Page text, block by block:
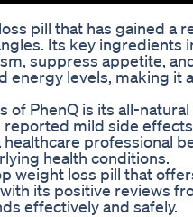
pill that has gained
Its key ingredients
suppress appetite,
energy levels, making it
of PhenQ is its all-
mild side
professional
health conditions.
weight loss pill that
its positive reviews
effectively and safely.